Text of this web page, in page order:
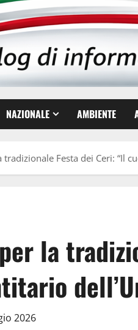
NAZIONALE AMBIENTE
Festa dei Ceri: “Il
la
2026